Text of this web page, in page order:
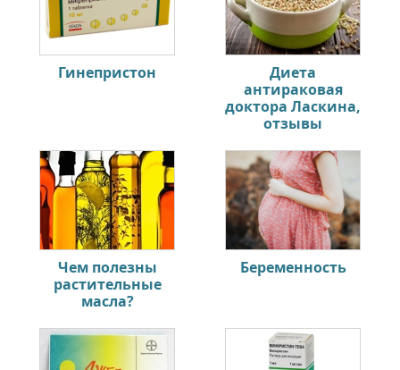
Гинепристон
Диета
антираковая
доктора Ласкина,
отзывы
Чем полезны
растительные
масла?
Беременность